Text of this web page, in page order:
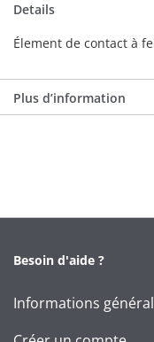
Details
Élement de contact à
Plus d’information
Besoin d'aide ?
Informations